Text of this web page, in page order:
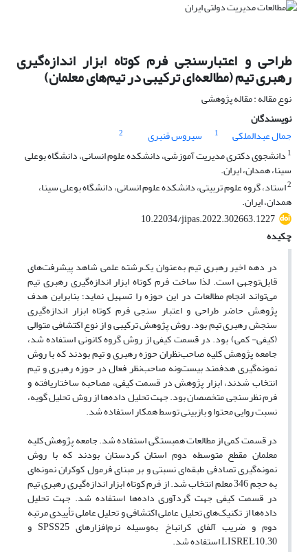
طراحی و اعتبار‌سنجی فرم کوتاه ابزار اندازه‌گیری
رهبری تیم (مطالعه‌ای ترکیبی در تیم‌های معلمان)
نوع مقاله : مقاله پژوهشی
نویسندگان
جمال عبدالملکی
1 سیروس قنبری
2
1 دانشجوی دکتری مدیریت آموزشی، دانشکده علوم انسانی، دانشگاه بوعلی
سینا، همدان، ایران.
2استاد، گروه علوم تربیتی، دانشکده علوم انسانی، دانشگاه بوعلی سینا،
همدان، ایران.
10.22034/jipas.2022.302663.1227
چکیده
در دهه اخیر رهبری تیم به‌عنوان یک‌رشته علمی شاهد پیشرفت‌های
قابل‌توجهی است. لذا ساخت فرم کوتاه ابزار اندازه‌گیری رهبری تیم
می‌تواند انجام مطالعات در این حوزه را تسهیل نماید؛ بنابراین هدف
پژوهش حاضر طراحی و اعتبار سنجی فرم کوتاه ابزار اندازه‌گیری
سنجش رهبری تیم بود. روش پژوهش ترکیبی و از نوع اکتشافی متوالی
(کیفی- کمی) بود. در قسمت کیفی از روش گروه کانونی استفاده شد،
جامعه پژوهش کلیه صاحب‌نظران حوزه رهبری و تیم بودند که با روش
نمونه‌گیری هدفمند بیست‌ونه صاحب‌نظر فعال در حوزه رهبری و تیم
انتخاب شدند، ابزار پژوهش در قسمت کیفی، مصاحبه ساختاریافته و
فرم نظرسنجی متخصصان بود. جهت تحلیل داده‌ها از روش تحلیل گویه،
نسبت روایی محتوا و بازبینی توسط همکار استفاده شد.
در قسمت کمی از مطالعات همبستگی استفاده شد. جامعه پژوهش کلیه
معلمان مقطع متوسطه دوم استان کردستان بودند که با روش
نمونه‌گیری تصادفی طبقه‌ای نسبتی و بر مبنای فرمول کوکران نمونه‌ای
به حجم 346 معلم انتخاب شد. از فرم کوتاه ابزار اندازه‌گیری رهبری تیم
در قسمت کیفی جهت گردآوری داده‌ها استفاده شد. جهت تحلیل
داده‌ها از تکنیک‌های تحلیل عاملی اکتشافی و تحلیل عاملی تأییدی مرتبه
دوم و ضریب آلفای کرانباخ به‌وسیله نرم‌افزارهای SPSS25 و
LISREL10.30 استفاده شد.